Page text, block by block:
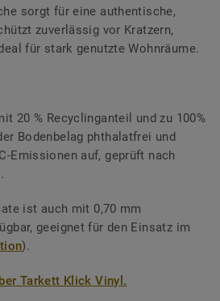
sorgt für eine authentische,
zuverlässig vor Kratzern,
für stark genutzte Wohnräume.
20 % Recyclinganteil und zu 100%
Bodenbelag phthalatfrei und
Emissionen auf, geprüft nach
ist auch mit 0,70 mm
geeignet für den Einsatz im
).
Tarkett Klick Vinyl.